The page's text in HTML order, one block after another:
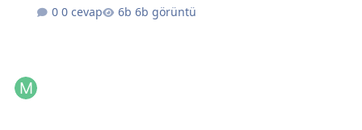
0 cevap
6b görüntü